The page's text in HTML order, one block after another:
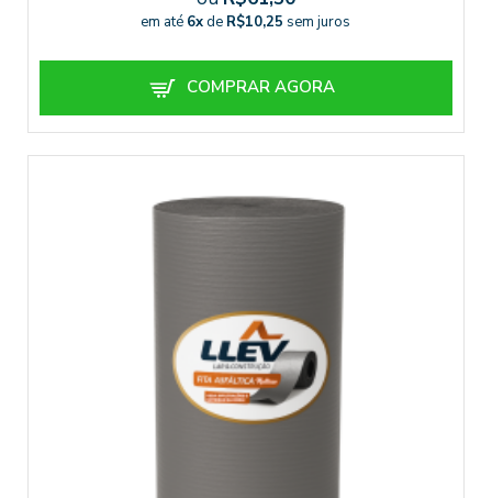
em até 6xde R$10,25 sem juros
COMPRAR AGORA